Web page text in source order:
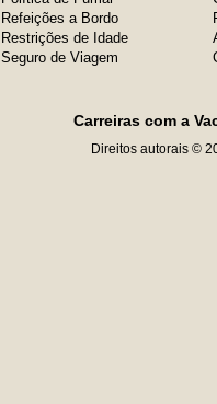
Refeições a Bordo
Restrições de Idade
Seguro de Viagem
Carreiras com a
Direitos autorais ©